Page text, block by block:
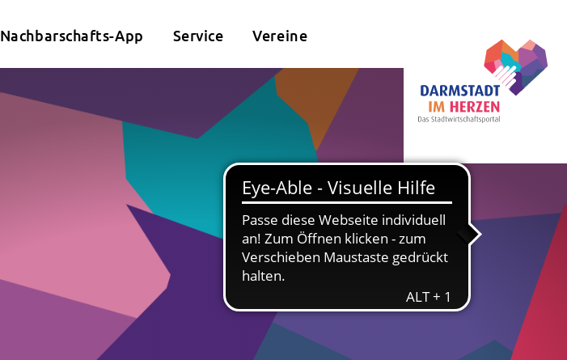
Nachbarschafts-App Service Vereine